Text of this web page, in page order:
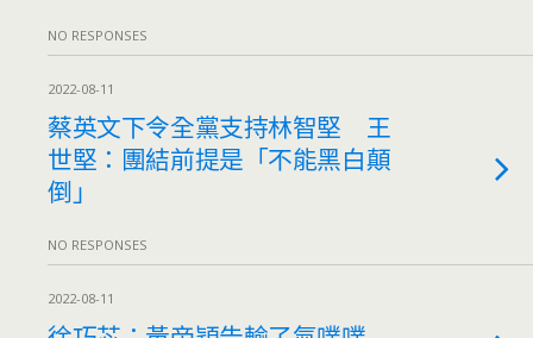
NO RESPONSES
2022-08-11
蔡英文下令全黨支持林智堅 王
世堅：團結前提是「不能黑白顛
倒」
NO RESPONSES
2022-08-11